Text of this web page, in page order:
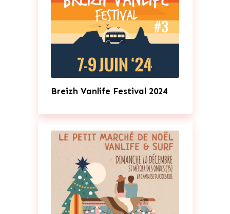
Breizh Vanlife Festival 2024